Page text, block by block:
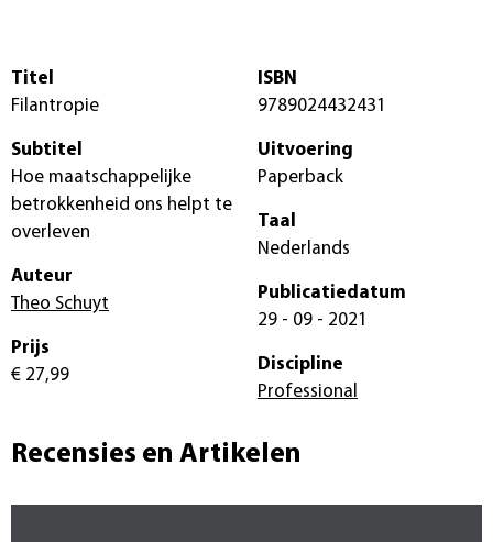
Titel
Filantropie
Subtitel
Hoe maatschappelijke
betrokkenheid ons helpt te
overleven
Auteur
Theo Schuyt
Prijs
€ 27,99
ISBN
9789024432431
Uitvoering
Paperback
Taal
Nederlands
Publicatiedatum
29 - 09 - 2021
Discipline
Professional
Recensies en Artikelen